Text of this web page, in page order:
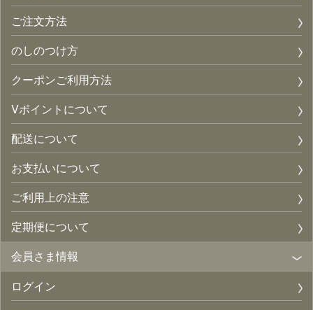
ご注文方法
のしのつけ方
クーポンご利用方法
Vポイントについて
配送について
お支払いについて
ご利用上の注意
定期便について
会員さま情報
ログイン